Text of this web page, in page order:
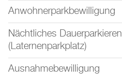
Öffnungszeiten & Kontakt
Veranstaltungskalender
Drucken
Anwohnerparkbewilligung
Nächtliches Dauerparkieren
(Laternenparkplatz)
Ausnahmebewilligung